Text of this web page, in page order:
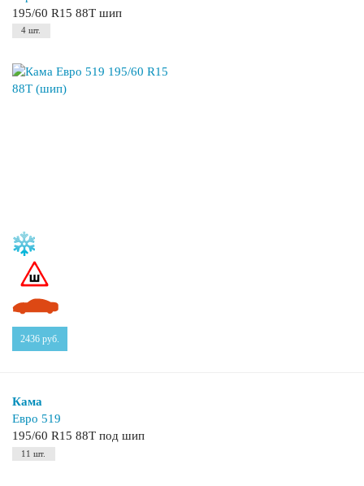
195/60 R15 88T шип
4 шт.
2436 руб.
Кама
Евро 519
195/60 R15 88T под шип
11 шт.